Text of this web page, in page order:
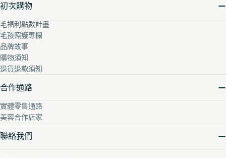
初次購物
毛福利點數計畫
毛孩照護專欄
品牌故事
購物須知
退貨退款須知
合作通路
實體零售通路
美容合作店家
聯絡我們